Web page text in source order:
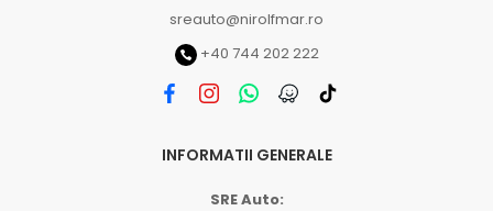
sreauto@nirolfmar.ro
+40 744 202 222
INFORMATII GENERALE
SRE Auto: